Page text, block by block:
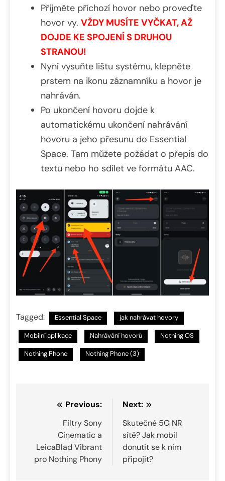
Přijměte příchozí hovor nebo proveďte
hovor vy. VŽDY MUSÍTE VYČKAT, AŽ
DOJDE KE SPOJENÍ S DRUHOU
STRANOU!
Nyní vysuňte lištu systému, klepněte
prstem na ikonu záznamníku a hovor je
nahráván.
Po ukončení hovoru dojde k
automatickému ukončení nahrávání
hovoru a jeho přesunu do Essential
Space. Tam můžete požádat o přepis do
textu nebo ho sdílet ve formátu AAC.
Tagged: Essential Space jak nahrávat hovory
Mobilní aplikace Nahrávání hovorů Nothing OS
Nothing Phone Nothing Phone (3)
Navigace
příspěvek
Previous:
Filtry Sony
Cinematic a
LeicaBlad Vibrant
pro Nothing Phony
Next:
Skutečné 5G NR
sítě? Jak mobil
donutit se k nim
připojit?